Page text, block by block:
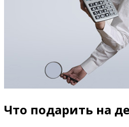
Что подарить на